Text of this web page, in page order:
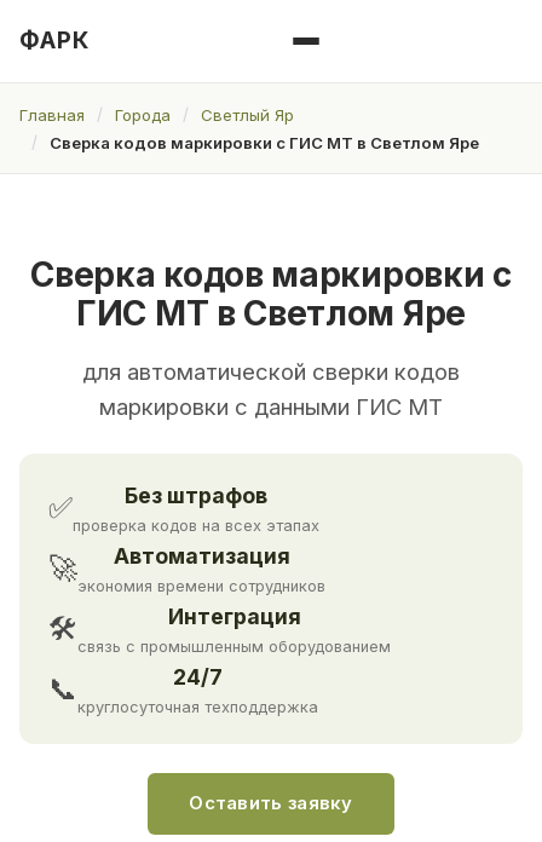
ФАРК
Главная Города
Светлый Яр
Сверка кодов маркировки с ГИС МТ в Светлом Яре
Сверка кодов маркировки с
ГИС МТ в Светлом Яре
для автоматической сверки кодов
маркировки с данными ГИС МТ
✅ Без штрафов
проверка кодов на всех этапах
🚀 Автоматизация
экономия времени сотрудников
🛠 Интеграция
связь с промышленным оборудованием
📞 24/7
круглосуточная техподдержка
Оставить заявку